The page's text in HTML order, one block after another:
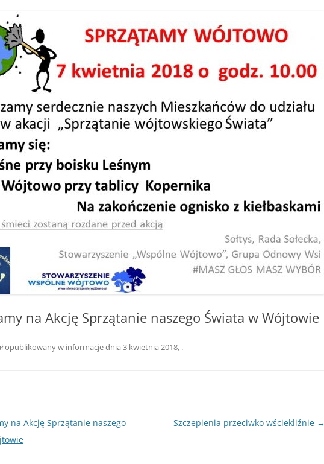
WYKAZ TELEFONÓW
ZAKŁAD USŁUG KOMUNALNYCH
SCHRONISKO W TOMARYNACH
WÓJTOWO PO RAZ DRUGI
KOŚCIUSZKOWCY Z WÓJTOWA
SIÓDMY ŻOŁNIERZ
…ALE NA GROCHÓWKĘ
na Akcję Sprzątanie naszego Świata w Wójtowie
opublikowany w informacjednia 3 kwietnia 2018, .
na Akcję Sprzątanie naszego
Szczepienia przeciwko wściekliźnie →